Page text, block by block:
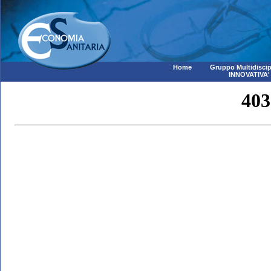
Home
Gruppo
INNOVATIVA'